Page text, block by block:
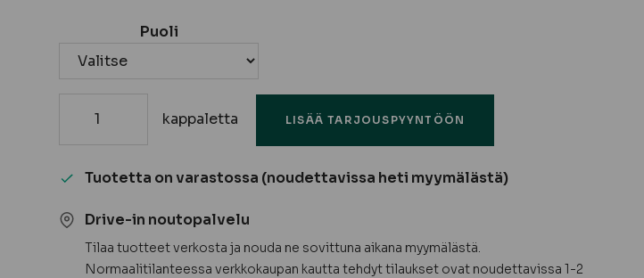
Puoli
Lukkorunko
määrä
kappaletta LISÄÄ TARJOUSPYYNTÖÖN
Tuotetta on varastossa (noudettavissa heti myymälästä)
Drive-in noutopalvelu
Tilaa tuotteet verkosta ja nouda ne sovittuna aikana myymälästä.
Normaalitilanteessa verkkokaupan kautta tehdyt tilaukset ovat noudettavissa 1-2